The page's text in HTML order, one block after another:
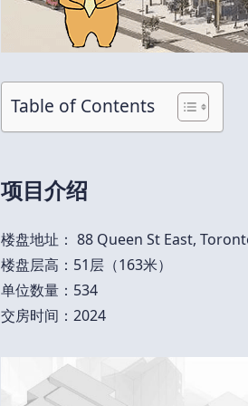
Table of Contents
项目介绍
楼盘地址： 88 Queen St East,
楼盘层高：51层（163米）
单位数量：534
交房时间：2024